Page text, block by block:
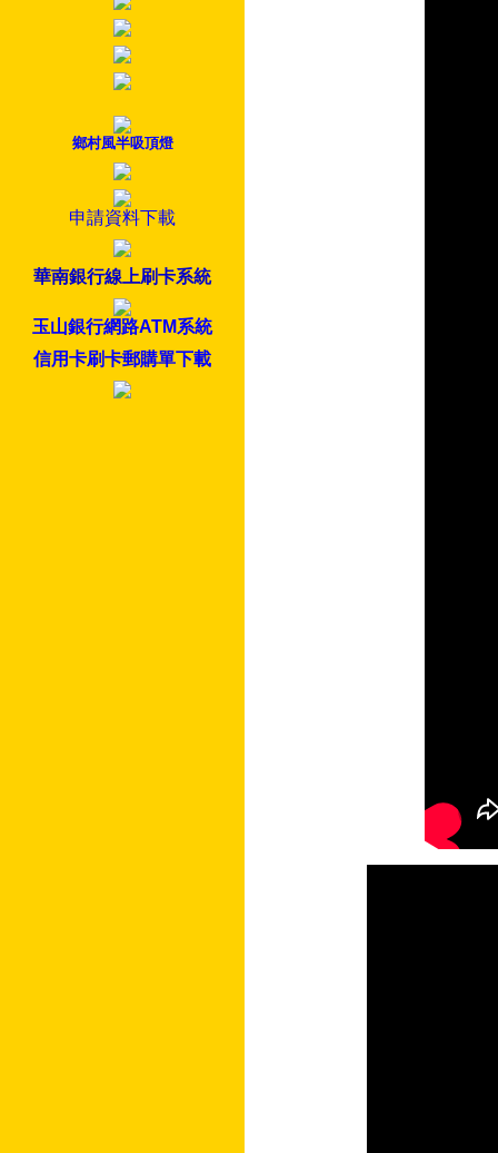
鄉村風半吸頂燈
申請資料下載
華南銀行線上刷卡系統
玉山銀行網路ATM系統
信用卡刷卡郵購單下載